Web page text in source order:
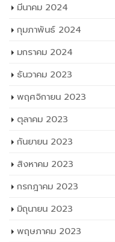
มีนาคม 2024
กุมภาพันธ์ 2024
มกราคม 2024
ธันวาคม 2023
พฤศจิกายน 2023
ตุลาคม 2023
กันยายน 2023
สิงหาคม 2023
กรกฎาคม 2023
มิถุนายน 2023
พฤษภาคม 2023